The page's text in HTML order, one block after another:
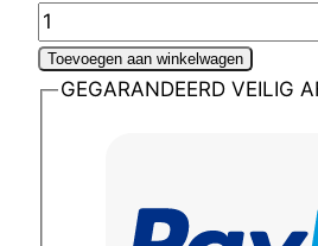
Toevoegen aan winkelwagen
GEGARANDEERD VEILIG